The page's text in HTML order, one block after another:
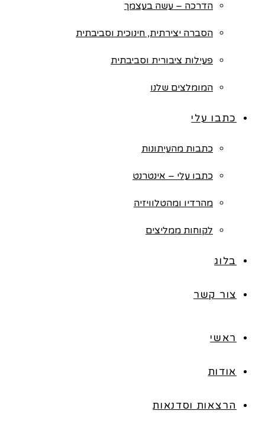
הדרכה – עשה בעצמך
הסברה יצירתית, חינוכית וסביבתית
פעילות ציבורית וסביבתית
המומלצים שלנו
כתבו עלי
כתבות מהעיתונות
כתבו עלי – אינטרנט
מהרדיו ומהטלוויזיה
לקוחות ממליצים
בלוג
צור קשר
ראשי
אודות
הרצאות וסדנאות